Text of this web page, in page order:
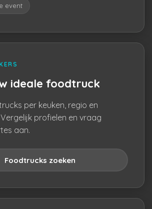
event
ideale foodtruck
per keuken, regio en
profielen en vraag
aan.
Foodtrucks zoeken